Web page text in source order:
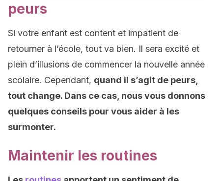
peurs
Si votre enfant est content et impatient de
retourner à l’école, tout va bien. Il sera excité et
plein d’illusions de commencer la nouvelle année
scolaire. Cependant, quand il s’agit de peurs,
tout change. Dans ce cas, nous vous donnons
quelques conseils pour vous aider à les
surmonter.
Maintenir les routines